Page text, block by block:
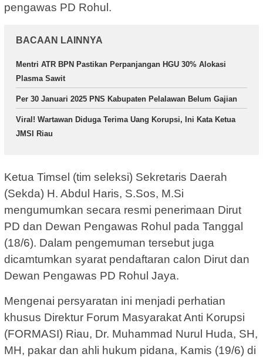
pengawas PD Rohul.
BACAAN LAINNYA
Mentri ATR BPN Pastikan Perpanjangan HGU 30% Alokasi
Plasma Sawit
Per 30 Januari 2025 PNS Kabupaten Pelalawan Belum Gajian
Viral! Wartawan Diduga Terima Uang Korupsi, Ini Kata Ketua
JMSI Riau
Ketua Timsel (tim seleksi) Sekretaris Daerah
(Sekda) H. Abdul Haris, S.Sos, M.Si
mengumumkan secara resmi penerimaan Dirut
PD dan Dewan Pengawas Rohul pada Tanggal
(18/6). Dalam pengemuman tersebut juga
dicamtumkan syarat pendaftaran calon Dirut dan
Dewan Pengawas PD Rohul Jaya.
Mengenai persyaratan ini menjadi perhatian
khusus Direktur Forum Masyarakat Anti Korupsi
(FORMASI) Riau, Dr. Muhammad Nurul Huda, SH,
MH, pakar dan ahli hukum pidana, Kamis (19/6) di